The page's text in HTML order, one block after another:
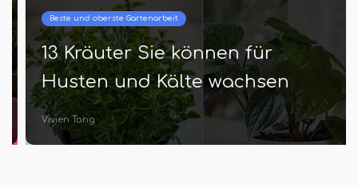
Beste und oberste Gartenarbeit
13 Kräuter Sie können für
Husten und Kälte wachsen
Vivien Tang